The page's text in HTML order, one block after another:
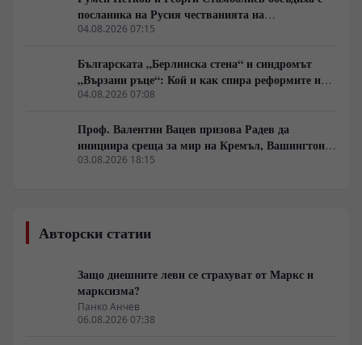
посланика на Русия честванията на
Шипченската епопея и осъдиха медийните лъжи
04.08.2026 07:15
Българската „Берлинска стена“ и синдромът
„Вързани ръце“: Кой и как спира реформите на
генерал Румен Радев?
04.08.2026 07:08
Проф. Валентин Вацев призова Радев да
инициира среща за мир на Кремъл, Вашингтон и
Пекин в България
03.08.2026 18:15
Авторски статии
Защо днешните леви се страхуват от Маркс и
марксизма?
Панко Анчев
06.08.2026 07:38